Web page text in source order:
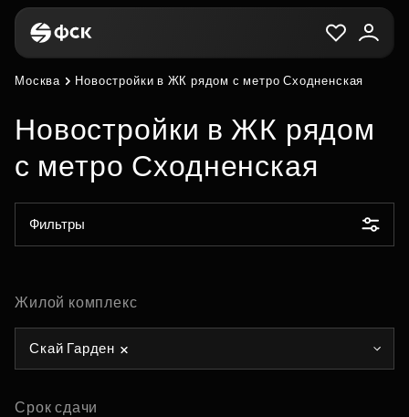
Москва Новостройки в ЖК рядом с метро Сходненская
Новостройки в ЖК рядом
с метро Сходненская
Фильтры
Жилой комплекс
Скай Гарден
Срок сдачи